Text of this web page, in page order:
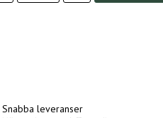
Snabba leveranser